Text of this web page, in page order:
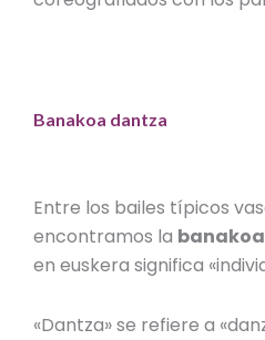
Banakoa dantza
Entre los bailes típicos
encontramos la banakoa
en euskera significa
«Dantza» se refiere a